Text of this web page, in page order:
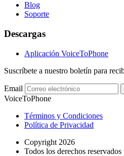
Blog
Soporte
Descargas
Aplicación VoiceToPhone
Suscríbete a nuestro boletín para
Email
VoiceToPhone
Términos y Condiciones
Política de Privacidad
Copyright 2026
Todos los derechos